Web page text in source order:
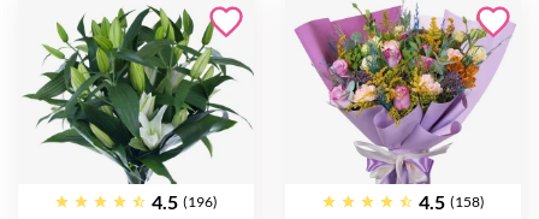
4.5 (196) 4.5 (158)